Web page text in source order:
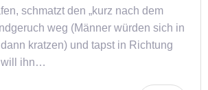
schmatzt den „kurz nach dem
weg (Männer würden sich in
kratzen) und tapst in Richtung
will ihn…